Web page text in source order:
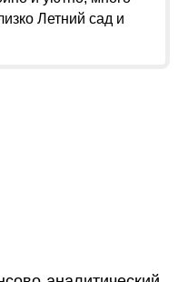
Летний сад и